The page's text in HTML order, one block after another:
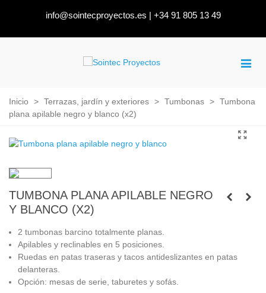
info@sointecproyectos.es | +34 91 805 13 49
Inicio > Terrazas, jardín y exteriores > Tumbonas > Tumbona
plana apilable negro y blanco (x2)
TUMBONA PLANA APILABLE NEGRO
Y BLANCO (X2)
2 tumbonas barcino totalmente planas.
Apilables y reclinables en 5 posiciones.
Ruedas en patas traseras y tacos antideslizantes en patas
delanteras.
Opción: mesas de serie, taburetes y sofás.